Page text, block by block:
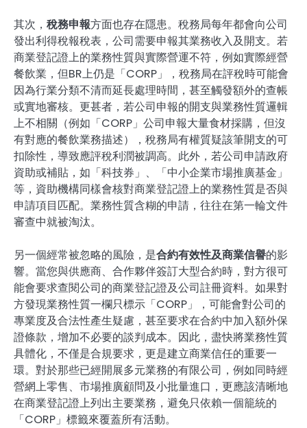
其次， 稅務申報方面也存在隱患。稅務局每年都會向公司
發出利得稅報稅表，公司需要申報其業務收入及開支。若
商業登記證上的業務性質與實際營運不符，例如實際經營
餐飲業，但BR上仍是「CORP」，稅務局在評稅時可能會
因為行業分類不清而延長處理時間，甚至觸發額外的查帳
或實地審核。更甚者，若公司申報的開支與業務性質邏輯
上不相關（例如「CORP」公司申報大量食材採購，但沒
有對應的餐飲業務描述），稅務局有權質疑該筆開支的可
扣除性，導致應評稅利潤被調高。此外，若公司申請政府
資助或補貼，如「科技券」、「中小企業市場推廣基金」
等，資助機構同樣會核對商業登記證上的業務性質是否與
申請項目匹配。業務性質含糊的申請，往往在第一輪文件
審查中就被淘汰。
另一個經常被忽略的風險，是合約有效性及商業信譽的影
響。當您與供應商、合作夥伴簽訂大型合約時，對方很可
能會要求查閱公司的商業登記證及公司註冊資料。如果對
方發現業務性質一欄只標示「CORP」，可能會對公司的
專業度及合法性產生疑慮，甚至要求在合約中加入額外保
證條款，增加不必要的談判成本。因此，盡快將業務性質
具體化，不僅是合規要求，更是建立商業信任的重要一
環。對於那些已經開展多元業務的有限公司，例如同時經
營網上零售、市場推廣顧問及小批量進口，更應該清晰地
在商業登記證上列出主要業務，避免只依賴一個籠統的
「CORP」標籤來覆蓋所有活動。